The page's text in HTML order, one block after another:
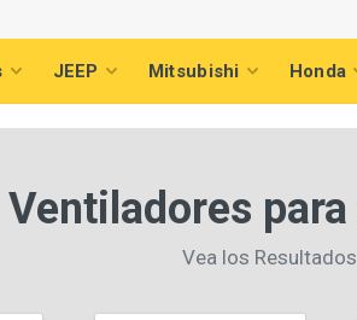
JEEP Mitsubishi Honda
Ventiladores
Vea los